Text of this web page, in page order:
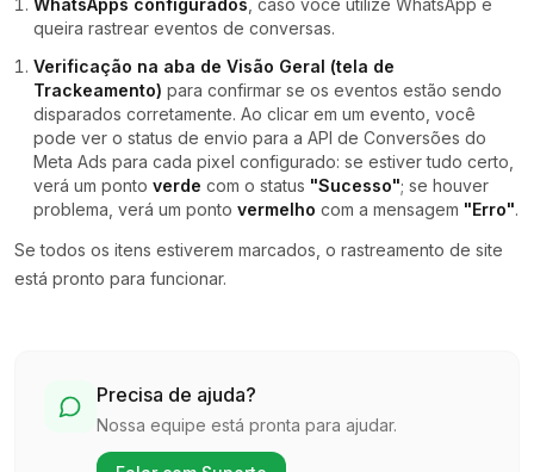
WhatsApps configurados , caso você utilize WhatsApp e
queira rastrear eventos de conversas.
Verificação na aba de Visão Geral (tela de
Trackeamento) para confirmar se os eventos estão sendo
disparados corretamente. Ao clicar em um evento, você
pode ver o status de envio para a API de Conversões do
Meta Ads para cada pixel configurado: se estiver tudo certo,
verá um ponto verde com o status "Sucesso"; se houver
problema, verá um ponto vermelho com a mensagem "Erro".
Se todos os itens estiverem marcados, o rastreamento de site
está pronto para funcionar.
Precisa de ajuda?
Nossa equipe está pronta para ajudar.